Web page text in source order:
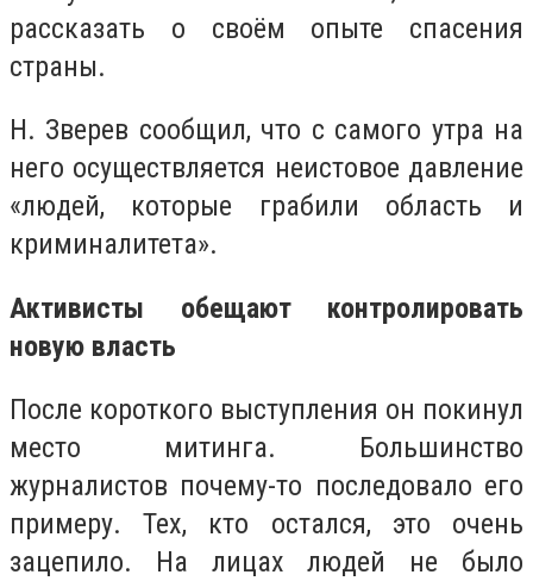
рассказать о своём опыте спасения
страны.
Н. Зверев сообщил, что с самого утра на
него осуществляется неистовое давление
«людей, которые грабили область и
криминалитета».
Активисты обещают контролировать
новую власть
После короткого выступления он покинул
место митинга. Большинство
журналистов почему-то последовало его
примеру. Тех, кто остался, это очень
зацепило. На лицах людей не было